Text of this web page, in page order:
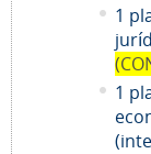
1
1